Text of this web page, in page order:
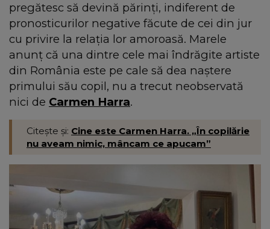
pregătesc să devină părinți, indiferent de
pronosticurilor negative făcute de cei din jur
cu privire la relația lor amoroasă. Marele
anunț că una dintre cele mai îndrăgite artiste
din România este pe cale să dea naștere
primului său copil, nu a trecut neobservată
nici de Carmen Harra.
Citește și: Cine este Carmen Harra. „În copilărie
nu aveam nimic, mâncam ce apucam”